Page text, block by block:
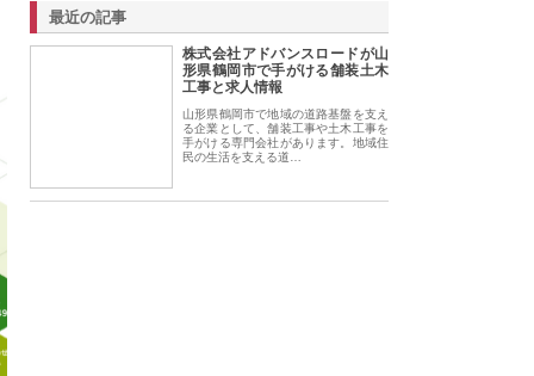
最近の記事
株式会社アドバンスロードが山
形県鶴岡市で手がける舗装土木
工事と求人情報
山形県鶴岡市で地域の道路基盤を支え
る企業として、舗装工事や土木工事を
手がける専門会社があります。地域住
民の生活を支える道…